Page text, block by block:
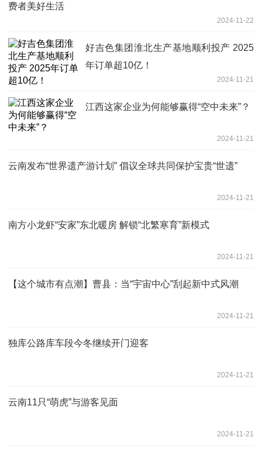
费者美好生活
2024-11-22
好吉色集团淮北生产基地顺利投产 2025
年订单超10亿！
2024-11-21
江西这家企业为何能够赢得“空中未来”？
2024-11-21
云南发布“世界遗产游计划” 倡议全球共同保护宝贵“世遗”
2024-11-21
南方小龙虾“安家”东北暖房 解锁“北繁寒育”新模式
2024-11-21
【这个城市有点潮】曹县：当“宇宙中心”刮起新中式风潮
2024-11-21
独库公路库车段今冬继续开门迎客
2024-11-21
云南11只“萌虎”与游客见面
2024-11-21